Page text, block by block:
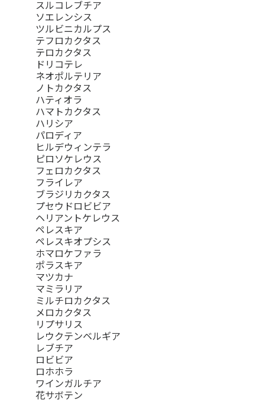
スルコレブチア
ソエレンシス
ツルビニカルプス
テフロカクタス
テロカクタス
ドリコテレ
ネオポルテリア
ノトカクタス
ハティオラ
ハマトカクタス
ハリシア
パロディア
ヒルデウィンテラ
ピロソケレウス
フェロカクタス
フライレア
ブラジリカクタス
プセウドロビビア
ヘリアントケレウス
ペレスキア
ペレスキオプシス
ホマロケファラ
ポラスキア
マツカナ
マミラリア
ミルチロカクタス
メロカクタス
リプサリス
レウクテンベルギア
レブチア
ロビビア
ロホホラ
ワインガルチア
花サボテン